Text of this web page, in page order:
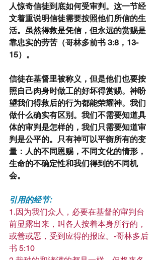
人惊奇信徒到底如何受审判。这一节经
文着重说明信徒需要按照他们所信的生
活。虽然得救是凭信，但永远的赏赐是
靠忠实的劳苦（哥林多前书 3:8，13-
15）。
信徒在基督里被称义，但是他们也要按
照自己肉身时做工的好坏得赏赐。神盼
望我们得救后的行为都能荣耀神。我们
做什么确实有区别。我们不需要知道具
体的审判是怎样的，我们只需要知道审
判是公平的。只有神可以平衡所有的变
量：人的不同恩赐，不同文化的情形，
生命的不确定性和我们得到的不同机
会。
引用的经节:
1.因为我们众人，必要在基督的审判台
前显露出来，叫各人按着本身所行的，
或善或恶，受到应得的报应。-哥林多后
书 5:10